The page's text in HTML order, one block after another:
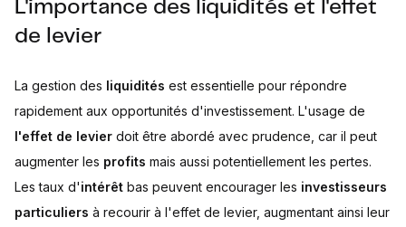
L'importance des liquidités et l'effet
de levier
La gestion des liquidités est essentielle pour répondre
rapidement aux opportunités d'investissement. L'usage de
l'effet de levier doit être abordé avec prudence, car il peut
augmenter les profits mais aussi potentiellement les pertes.
Les taux d'intérêt bas peuvent encourager les investisseurs
particuliers à recourir à l'effet de levier, augmentant ainsi leur